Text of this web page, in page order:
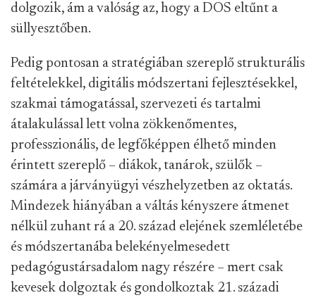
dolgozik, ám a valóság az, hogy a DOS eltűnt a
süllyesztőben.
Pedig pontosan a stratégiában szereplő strukturális
feltételekkel, digitális módszertani fejlesztésekkel,
szakmai támogatással, szervezeti és tartalmi
átalakulással lett volna zökkenőmentes,
professzionális, de legfőképpen élhető minden
érintett szereplő – diákok, tanárok, szülők –
számára a járványügyi vészhelyzetben az oktatás.
Mindezek hiányában a váltás kényszere átmenet
nélkül zuhant rá a 20. század elejének szemléletébe
és módszertanába belekényelmesedett
pedagógustársadalom nagy részére – mert csak
kevesek dolgoztak és gondolkoztak 21. századi